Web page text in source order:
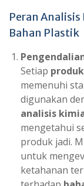
Peran
Bahan Plastik
Setiap
memenuhi
digunakan
analisis
mengetahui
produk jadi.
untuk
ketahanan